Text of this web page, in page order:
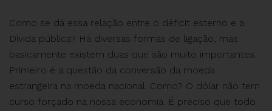
Como se dá essa relação entre o déficit esterno e a
Dívida pública? Há diversas formas de ligação, mas
basicamente existem duas que são muito importantes.
Primeiro é a questão da conversão da moeda
estrangeira na moeda nacional. Como? O dólar não tem
curso forçado na nossa economia. É preciso que todo